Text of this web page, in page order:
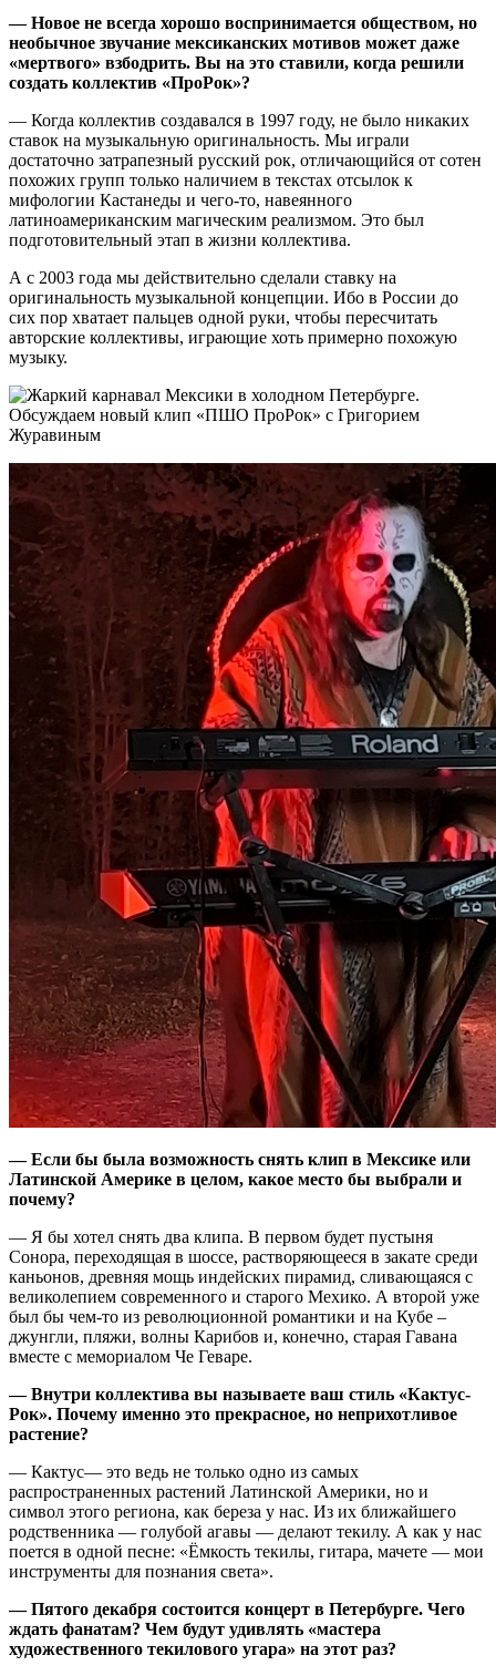
—Новое не всегда хорошо воспринимается обществом, но
необычное звучание мексиканских мотивов может даже
«мертвого» взбодрить. Вы на это ставили, когда решили
создать коллектив «ПроРок»?
— Когда коллектив создавался в 1997 году, не было никаких
ставок на музыкальную оригинальность. Мы играли
достаточно затрапезный русский рок, отличающийся от сотен
похожих групп только наличием в текстах отсылок к
мифологии Кастанеды и чего-то, навеянного
латиноамериканским магическим реализмом. Это был
подготовительный этап в жизни коллектива.
А с 2003 года мы действительно сделали ставку на
оригинальность музыкальной концепции. Ибо в России до
сих пор хватает пальцев одной руки, чтобы пересчитать
авторские коллективы, играющие хоть примерно похожую
музыку.
—Если бы была возможность снять клип в Мексике или
Латинской Америке в целом, какое место бы выбрали и
почему?
— Я бы хотел снять два клипа. В первом будет пустыня
Сонора, переходящая в шоссе, растворяющееся в закате среди
каньонов, древняя мощь индейских пирамид, сливающаяся с
великолепием современного и старого Мехико. А второй уже
был бы чем-то из революционной романтики и на Кубе –
джунгли, пляжи, волны Карибов и, конечно, старая Гавана
вместе с мемориалом Че Геваре.
—Внутри коллектива вы называете ваш стиль «Кактус-
Рок». Почему именно это прекрасное, но неприхотливое
растение?
— Кактус— это ведь не только одно из самых
распространенных растений Латинской Америки, но и
символ этого региона, как береза у нас. Из их ближайшего
родственника — голубой агавы — делают текилу. А как у нас
поется в одной песне: «Ёмкость текилы, гитара, мачете — мои
инструменты для познания света».
—Пятого декабря состоится концерт в Петербурге. Чего
ждать фанатам? Чем будут удивлять «мастера
художественного текилового угара» на этот раз?